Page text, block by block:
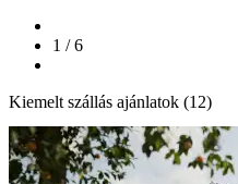
1 / 6
Kiemelt szállás ajánlatok (12)